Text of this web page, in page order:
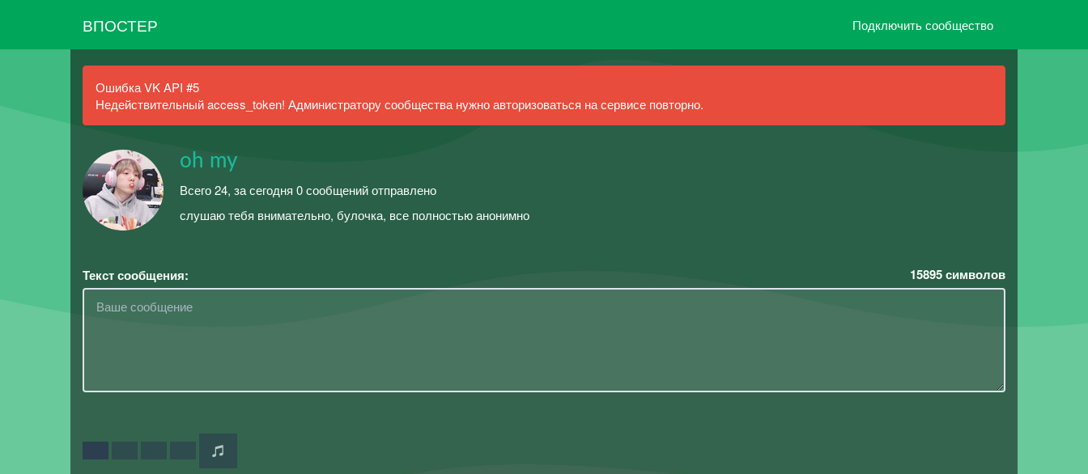
ВПОСТЕР Подключить сообщество
Ошибка VK API #5
Недействительный access_token! Администратору сообщества нужно авторизоваться на сервисе повторно.
oh my
Всего 24, за сегодня 0 сообщений отправлено
слушаю тебя внимательно, булочка, все полностью анонимно
Текст сообщения: 15895символов